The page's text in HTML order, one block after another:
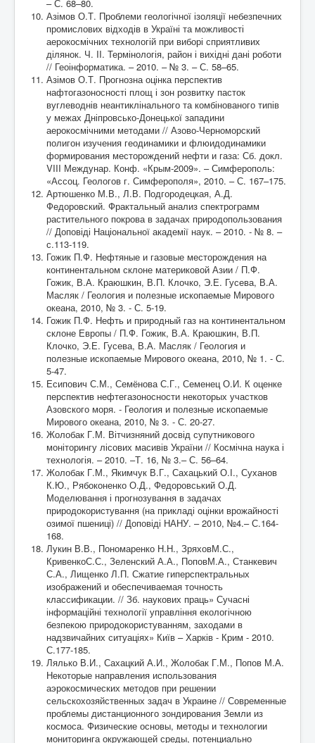
– С. 68–80.
Азімов О.Т. Проблеми геологічної ізоляції небезпечних
промислових відходів в Україні та можливості
аерокосмічних технологій при виборі сприятливих
ділянок. Ч. II. Термінологія, район і вихідні дані роботи
// Геоінформатика. – 2010. – № 3. – С. 58–65.
Азімов О.Т. Прогнозна оцінка перспектив
нафтогазоносності площ і зон розвитку пасток
вуглеводнів неантиклінального та комбінованого типів
у межах Дніпровсько-Донецької западини
аерокосмічними методами // Азово-Черноморский
полигон изучения геодинамики и флюидодинамики
формирования месторождений нефти и газа: Сб. докл.
VIII Междунар. Конф. «Крым-2009». – Симферополь:
«Ассоц. Геологов г. Симферополя», 2010. – С. 167–175.
Артюшенко М.В., Л.В. Подгородецкая, А.Д.
Федоровский. Фрактальный анализ спектрограмм
растительного покрова в задачах природопользования
// Доповіді Національної академії наук. – 2010. - № 8. –
с.113-119.
Гожик П.Ф. Нефтяные и газовые месторождения на
континентальном склоне материковой Азии / П.Ф.
Гожик, В.А. Краюшкин, В.П. Клочко, Э.Е. Гусева, В.А.
Масляк / Геология и полезные ископаемые Мирового
океана, 2010, № 3. - С. 5-19.
Гожик П.Ф. Нефть и природный газ на континентальном
склоне Европы / П.Ф. Гожик, В.А. Краюшкин, В.П.
Клочко, Э.Е. Гусева, В.А. Масляк / Геология и
полезные ископаемые Мирового океана, 2010, № 1. - С.
5-47.
Есипович С.М., Семёнова С.Г., Семенец О.И. К оценке
перспектив нефтегазоносности некоторых участков
Азовского моря. - Геология и полезные ископаемые
Мирового океана, 2010, № 3. - С. 20-27.
Жолобак Г.М. Вітчизняний досвід супутникового
моніторингу лісових масивів України // Космічна наука і
технологія. – 2010. –Т. 16, № 3.– С. 56–64.
Жолобак Г.М., Якимчук В.Г., Сахацький О.І., Суханов
К.Ю., Рябоконенко О.Д., Федоровський О.Д.
Моделювання і прогнозування в задачах
природокористування (на прикладі оцінки врожайності
озимої пшениці) // Доповіді НАНУ. – 2010, №4.– С.164-
168.
Лукин В.В., Пономаренко Н.Н., ЗряховМ.С.,
КривенкоС.С., Зеленский А.А., ПоповМ.А., Станкевич
С.А., Лищенко Л.П. Сжатие гиперспектральных
изображений и обеспечиваемая точность
классификации. // Зб. наукових праць» Сучасні
інформаційні технології управління екологічною
безпекою природокористуванням, заходами в
надзвичайних ситуаціях» Київ – Харків - Крим - 2010.
С.177-185.
Лялько В.И., Сахацкий А.И., Жолобак Г.М., Попов М.А.
Некоторые направления использования
аэрокосмических методов при решении
сельскохозяйственных задач в Украине // Современные
проблемы дистанционного зондирования Земли из
космоса. Физические основы, методы и технологии
мониторинга окружающей среды, потенциально